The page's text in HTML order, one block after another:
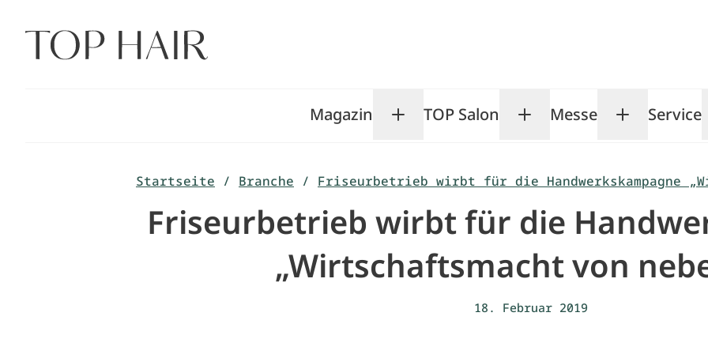
Inhalt
springen
Magazin Toggle Magazin submenu
TOP Salon Toggle TOP Salon
Messe ToggleService
Startseite / Branche / Friseurbetrieb wirbt für die Handwerkskampagne
Friseurbetrieb wirbt für die
„Wirtschaftsmacht von
18. Februar 2019